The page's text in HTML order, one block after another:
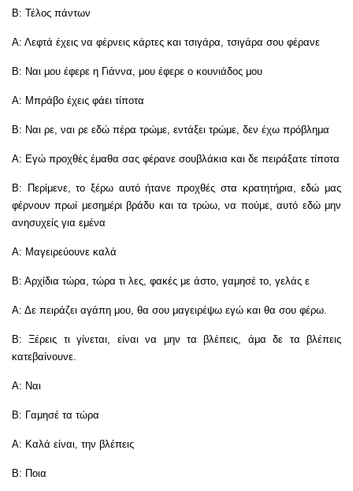
Β: Τέλος πάντων
Α: Λεφτά έχεις να φέρνεις κάρτες και τσιγάρα, τσιγάρα σου φέρανε
Β: Ναι μου έφερε η Γιάννα, μου έφερε ο κουνιάδος μου
Α: Μπράβο έχεις φάει τίποτα
Β: Ναι ρε, ναι ρε εδώ πέρα τρώμε, εντάξει τρώμε, δεν έχω πρόβλημα
Α: Εγώ προχθές έμαθα σας φέρανε σουβλάκια και δε πειράξατε τίποτα
Β: Περίμενε, το ξέρω αυτό ήτανε προχθές στα κρατητήρια, εδώ μας
φέρνουν πρωί μεσημέρι βράδυ και τα τρώω, να πούμε, αυτό εδώ μην
ανησυχείς για εμένα
Α: Μαγειρεύουνε καλά
Β: Αρχίδια τώρα, τώρα τι λες, φακές με άστο, γαμησέ το, γελάς ε
Α: Δε πειράζει αγάπη μου, θα σου μαγειρέψω εγώ και θα σου φέρω.
Β: Ξέρεις τι γίνεται, είναι να μην τα βλέπεις, άμα δε τα βλέπεις
κατεβαίνουνε.
Α: Ναι
Β: Γαμησέ τα τώρα
Α: Καλά είναι, την βλέπεις
Β: Ποια